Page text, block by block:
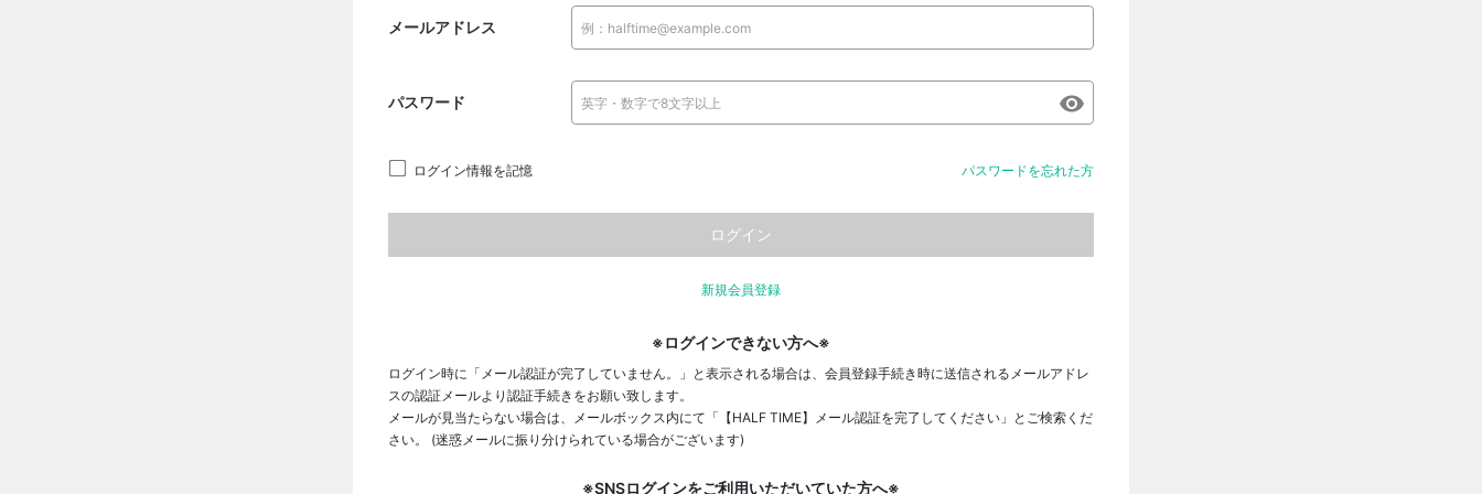
メールアドレス
パスワード
ログイン情報を記憶 パスワードを忘れた方
新規会員登録
※ログインできない方へ※
ログイン時に「メール認証が完了していません。」と表示される場合は、会員登録手続き時に送信されるメールアドレ
スの認証メールより認証手続きをお願い致します。
メールが見当たらない場合は、メールボックス内にて「【HALF TIME】メール認証を完了してください」とご検索くだ
さい。 (迷惑メールに振り分けられている場合がございます)
※SNSログインをご利用いただいていた方へ※